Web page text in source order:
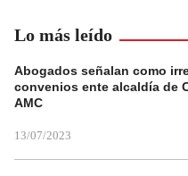
Lo más leído
Abogados señalan como
convenios ente alcaldía de
AMC
13/07/2023